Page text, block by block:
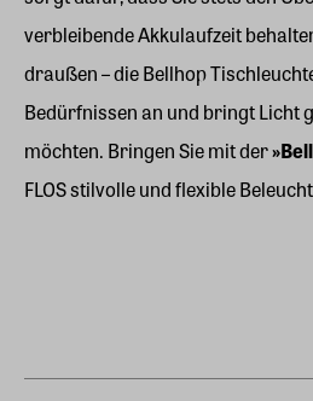
verbleibende Akkulaufzeit
draußen – die Bellhop
Bedürfnissen an und bringt Licht
möchten. Bringen Sie mit der
FLOS stilvolle und flexible